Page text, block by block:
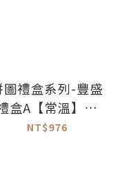
圖禮盒系列-豐盛
盒A【常溫】｜
2026中秋
NT$976